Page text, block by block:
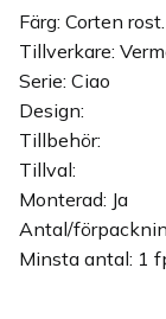
Färg: Corten rost.
Tillverkare:
Serie: Ciao
Design:
Tillbehör:
Tillval:
Monterad: Ja
Antal/
Minsta antal: 1